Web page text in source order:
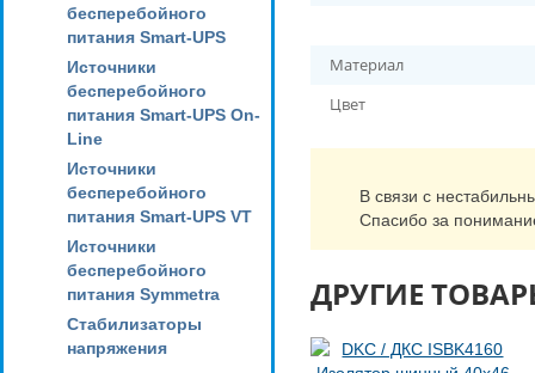
бесперебойного
питания Smart-UPS
Источники
бесперебойного
питания Smart-UPS On-
Line
Источники
бесперебойного
питания Smart-UPS VT
Источники
бесперебойного
питания Symmetra
Стабилизаторы
напряжения
Материал
Цвет
В связи с
Спасибо за
ДРУГИЕ